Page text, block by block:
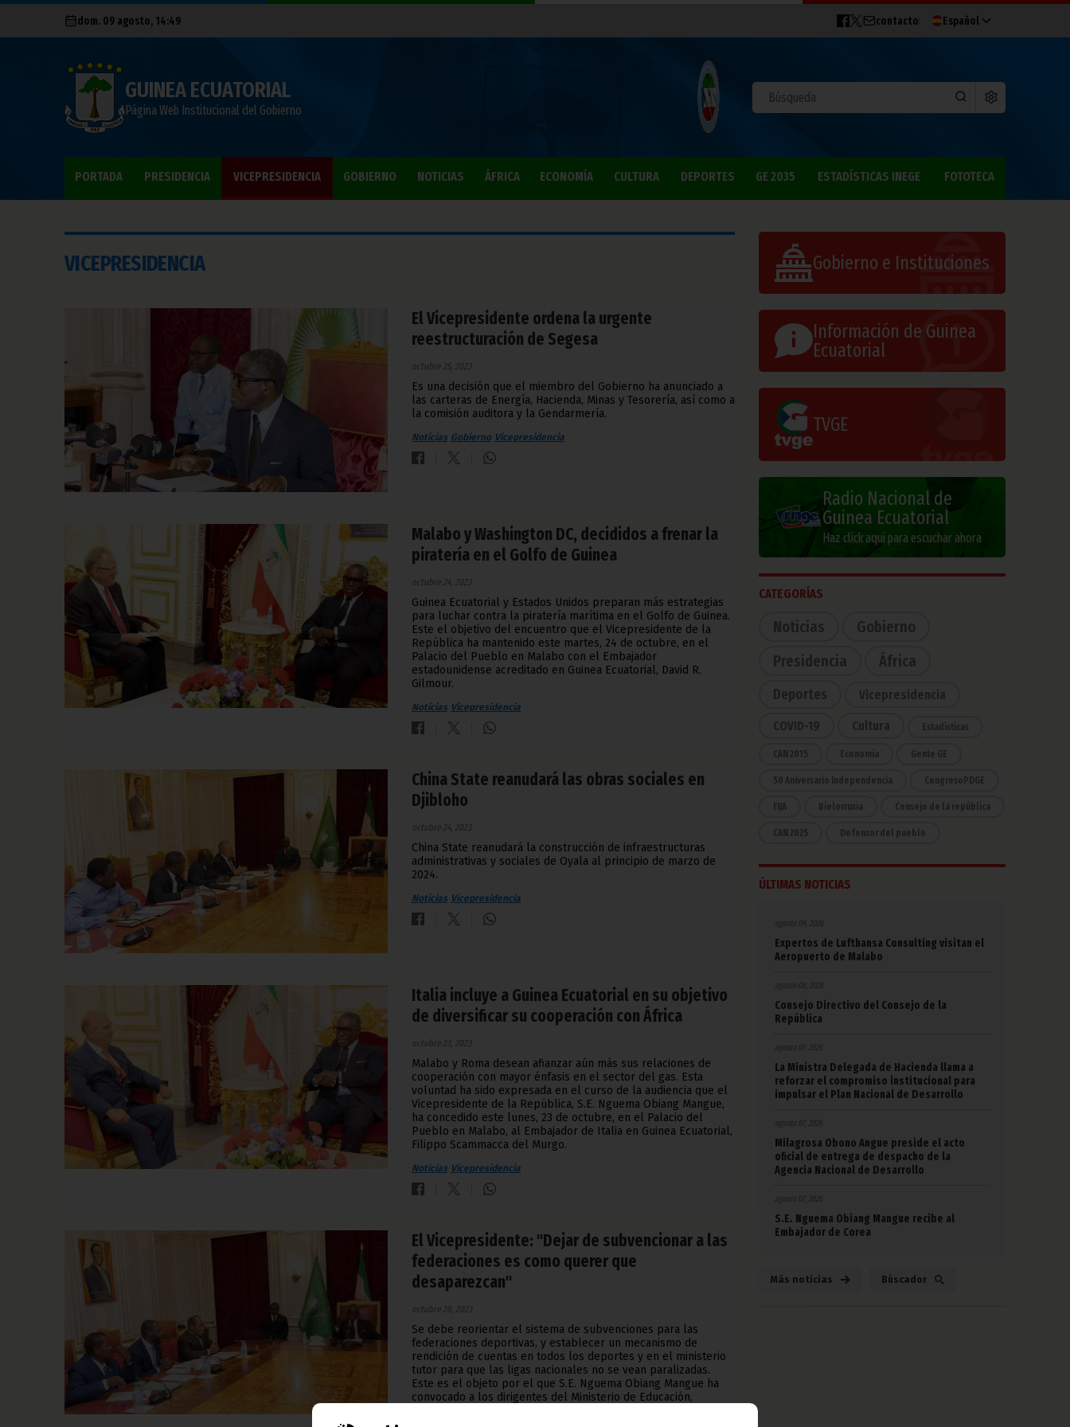
dom. 09 agosto, 14:49 contacto Español
GUINEA ECUATORIAL
Página Web Institucional del Gobierno
PORTADA PRESIDENCIA VICEPRESIDENCIA GOBIERNO NOTICIAS ÁFRICA ECONOMÍA CULTURA DEPORTES GE 2035 ESTADÍSTICAS INEGE FOTOTECA
VICEPRESIDENCIA
El Vicepresidente ordena la urgente
reestructuración de Segesa
octubre 25, 2023
Es una decisión que el miembro del Gobierno ha anunciado a
las carteras de Energía, Hacienda, Minas y Tesorería, así como a
la comisión auditora y la Gendarmería.
Noticias Gobierno Vicepresidencia
Malabo y Washington DC, decididos a frenar la
piratería en el Golfo de Guinea
octubre 24, 2023
Guinea Ecuatorial y Estados Unidos preparan más estrategias
para luchar contra la piratería marítima en el Golfo de Guinea.
Este el objetivo del encuentro que el Vicepresidente de la
República ha mantenido este martes, 24 de octubre, en el
Palacio del Pueblo en Malabo con el Embajador
estadounidense acreditado en Guinea Ecuatorial, David R.
Gilmour.
Noticias Vicepresidencia
China State reanudará las obras sociales en
Djibloho
octubre 24, 2023
China State reanudará la construcción de infraestructuras
administrativas y sociales de Oyala al principio de marzo de
2024.
Noticias Vicepresidencia
Italia incluye a Guinea Ecuatorial en su objetivo
de diversificar su cooperación con África
octubre 23, 2023
Malabo y Roma desean afianzar aún más sus relaciones de
cooperación con mayor énfasis en el sector del gas. Esta
voluntad ha sido expresada en el curso de la audiencia que el
Vicepresidente de la República, S.E. Nguema Obiang Mangue,
ha concedido este lunes, 23 de octubre, en el Palacio del
Pueblo en Malabo, al Embajador de Italia en Guinea Ecuatorial,
Filippo Scammacca del Murgo.
Noticias Vicepresidencia
El Vicepresidente: "Dejar de subvencionar a las
federaciones es como querer que
desaparezcan"
octubre 20, 2023
Se debe reorientar el sistema de subvenciones para las
federaciones deportivas, y establecer un mecanismo de
rendición de cuentas en todos los deportes y en el ministerio
tutor para que las ligas nacionales no se vean paralizadas.
Este es el objeto por el que S.E. Nguema Obiang Mangue ha
convocado a los dirigentes del Ministerio de Educación,
Gobierno e Instituciones
Información de Guinea
Ecuatorial
TVGE
Radio Nacional de
Guinea Ecuatorial
Haz click aquí para escuchar ahora
CATEGORÍAS
Noticias
Gobierno
Presidencia
África
Deportes Vicepresidencia
COVID-19 Cultura Estadísticas
CAN 2015 Economía Gente GE
50 Aniversario Independencia CongresoPDGE
FIJA Bielorrusia Consejo de la república
CAN 2025 Defensor del pueblo
ÚLTIMAS NOTICIAS
agosto 09, 2026
Expertos de Lufthansa Consulting visitan el
Aeropuerto de Malabo
agosto 08, 2026
Consejo Directivo del Consejo de la
República
agosto 07, 2026
La Ministra Delegada de Hacienda llama a
reforzar el compromiso institucional para
impulsar el Plan Nacional de Desarrollo
agosto 07, 2026
Milagrosa Obono Angue preside el acto
oficial de entrega de despacho de la
Agencia Nacional de Desarrollo
agosto 07, 2026
S.E. Nguema Obiang Mangue recibe al
Embajador de Corea
Más noticias Búscador